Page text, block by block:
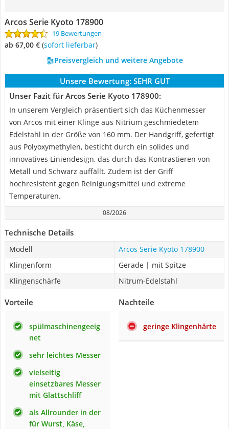
Arcos Serie Kyoto 178900
19 Bewertungen
ab 67,00 € ( Sofort lieferbar)
Preisvergleich und weitere Angebote
Unsere Bewertung: SEHR GUT
Unser Fazit für Arcos Serie Kyoto 178900:
In unserem Vergleich präsentiert sich das Küchenmesser
von Arcos mit einer Klinge aus Nitrium geschmiedetem
Edelstahl in der Größe von 160 mm. Der Handgriff, gefertigt
aus Polyoxymethylen, besticht durch ein solides und
innovatives Liniendesign, das durch das Kontrastieren von
Metall und Schwarz auffällt. Zudem ist der Griff
hochresistent gegen Reinigungsmittel und extreme
Temperaturen.
08/2026
Technische Details
Modell
Arcos Serie Kyoto 178900
Klingenform
Gerade | mit Spitze
Klingenschärfe
Nitrum-Edelstahl
Vorteile
spülmaschinengeeig
net
sehr leichtes Messer
vielseitig
einsetzbares Messer
mit Glattschliff
als Allrounder in der
für Wurst, Käse,
Nachteile
geringe Klingenhärte